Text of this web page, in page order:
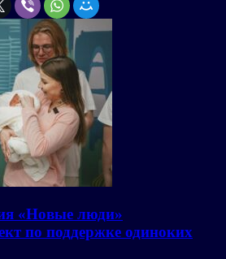
«Новые люди»
по поддержке одиноких